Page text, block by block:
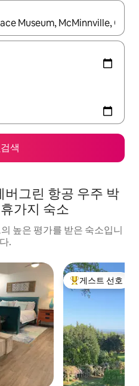
키를 사용하거나 터치 또는 스와이
검색
버그린 항공 우주 박
가지 숙소
높은 평가를 받은 숙소입니
다.
상위 게스트 선호
게스트 선호